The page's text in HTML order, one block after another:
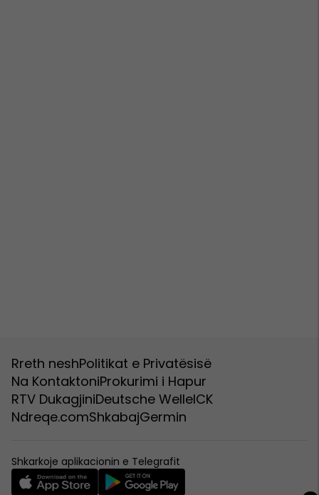
Rreth neshPolitikat e Privatësisë
Na KontaktoniProkurimi i Hapur
RTV DukagjiniDeutsche WelleICK
Ndreqe.comShkabajGermin
Shkarkoje aplikacionin e Telegrafit